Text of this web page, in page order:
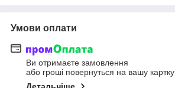
Умови оплати
Ви отримаєте замовлення
або гроші повернуться на вашу картку